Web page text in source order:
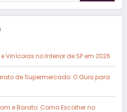
Vinícolas no Interior de SP em 2026
de Supermercado: O Guia para
e Barato: Como Escolher no